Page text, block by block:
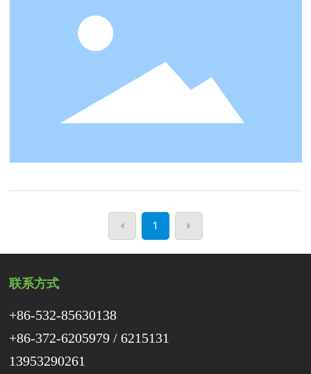
1
联系方式
+86-532-85630138
+86-372-6205979 /6215131
13953290261